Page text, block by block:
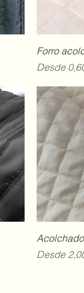
Forro
Desde
Precio de
Desde
Precio de